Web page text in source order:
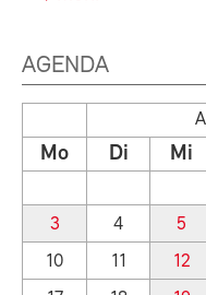
AGENDA
Mo Di Mi
3
4 5
10
11 12